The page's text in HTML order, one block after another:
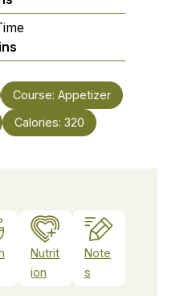
Course: Appetizer
Calories: 320
Nutrit
ion
Note
s